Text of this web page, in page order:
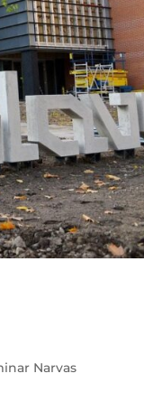
Narvas